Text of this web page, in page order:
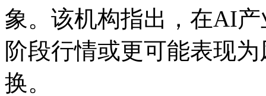
象。该机构指出，在AI
阶段行情或更可能表现
换。